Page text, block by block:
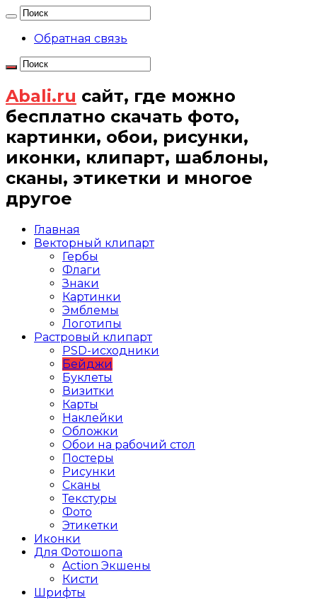
Обратная связь
Abali.ru сайт, где можно
бесплатно скачать фото,
картинки, обои, рисунки,
иконки, клипарт, шаблоны,
сканы, этикетки и многое
другое
Главная
Векторный клипарт
Гербы
Флаги
Знаки
Картинки
Эмблемы
Логотипы
Растровый клипарт
PSD-исходники
Бейджи
Буклеты
Визитки
Карты
Наклейки
Обложки
Обои на рабочий стол
Постеры
Рисунки
Сканы
Текстуры
Фото
Этикетки
Иконки
Для Фотошопа
Action Экшены
Кисти
Шрифты